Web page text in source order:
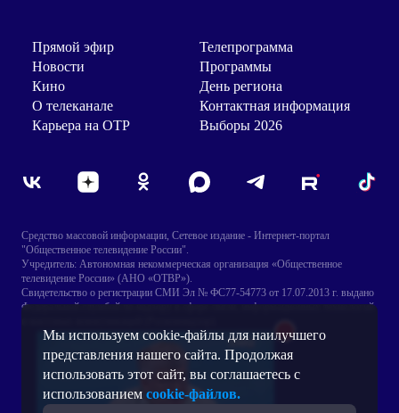
Мы используем cookie-файлы для наилучшего
представления нашего сайта. Продолжая
использовать этот сайт, вы соглашаетесь с
использованием cookie-файлов.
Средство массовой информации, Сетевое издание - Интернет-портал
"Общественное телевидение России".
Учредитель: Автономная некоммерческая организация «Общественное
телевидение России» (АНО «ОТВР»).
Свидетельство о регистрации СМИ Эл № ФС77-54773 от 17.07.2013 г. выдано
Федеральной службой по надзору в сфере связи, информационных технологий
Главный редактор: Игнатенко В.Н.
Адрес электронной почты Редакции: internet@otr-online.ru
Телефон Редакции: +7 (499) 755 30 50
Для лиц старше 16 лет.
Прямой эфир
Телепрограмма
Новости
Программы
Кино
День региона
О телеканале
Контактная информация
Карьера на ОТР
Выборы 2026